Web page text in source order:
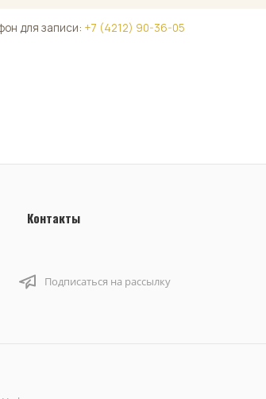
для записи: +7 (4212) 90-36-05
Контакты
Подписаться на рассылку